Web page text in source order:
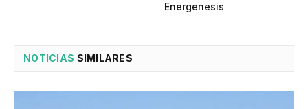
Energenesis
NOTICIAS SIMILARES